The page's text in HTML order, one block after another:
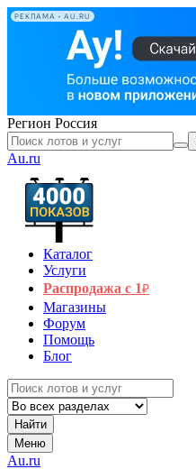
РЕКЛАМА • AU.RU
Регион Россия
Au.ru
Каталог
Услуги
Распродажа с 1₽
Магазины
Форум
Помощь
Блог
Найти
Меню
Au.ru